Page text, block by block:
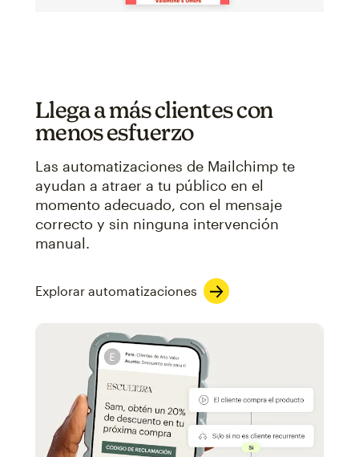
Llega a más clientes con
menos esfuerzo
Las automatizaciones de Mailchimp te
ayudan a atraer a tu público en el
momento adecuado, con el mensaje
correcto y sin ninguna intervención
manual.
Explorar automatizaciones